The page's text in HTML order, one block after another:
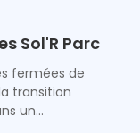
Sol'R Parc
fermées de
transition
un…